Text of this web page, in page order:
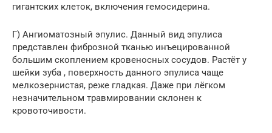
гигантских клеток, включения гемосидерина.
Г) Ангиоматозный эпулис. Данный вид эпулиса
представлен фиброзной тканью инъецированной
большим скоплением кровеносных сосудов. Растёт у
шейки зуба , поверхность данного эпулиса чаще
мелкозернистая, реже гладкая. Даже при лёгком
незначительном травмировании склонен к
кровоточивости.